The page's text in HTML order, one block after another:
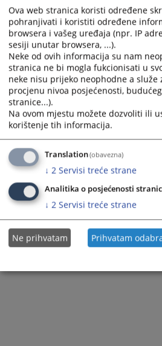
Inicijalni akti koji su ranije
rad.
Postoji i izuzetak od naprijed
određeni predmeti uzimaju u rad i
koji se po važećim Zakonima
prirode“ ,npr. tužbe uz koje je
sudska mjera obezbjeđenja, predmeti
stečajni predmeti, ali i među njima je
hronološki red.
Prikazana vijest je na: Srpski jezik
2736
Ova web stranica koristi određene
pohranjivati i koristiti određene
browsera i vašeg uređaja (npr. IP
sesiji unutar browsera, ...).
Neke od ovih informacija su nam
stranica ne bi mogla fukcionisati u
neke nisu prijeko neophodne a služe
procjenu nivoa posjećenosti,
stranice...).
Na ovom mjestu možete dozvoliti ili
korištenje tih informacija.
Translation(obavezna)
↓ 2 Servisi treće strane
Analitika o posjećenosti
↓ 2 Servisi treće strane
Ne prihvatam Prihvatam